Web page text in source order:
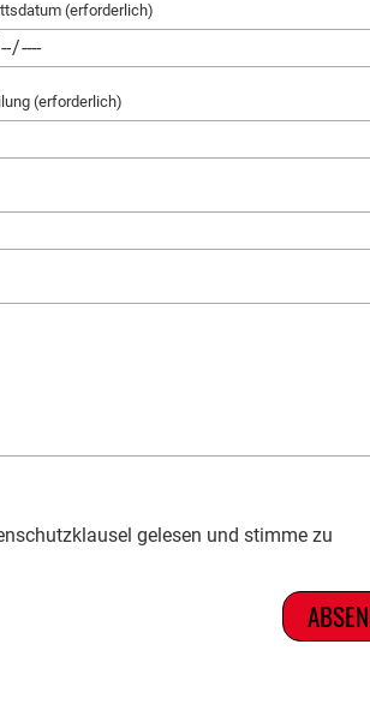
(erforderlich)
(erforderlich)
gelesen und stimme zu